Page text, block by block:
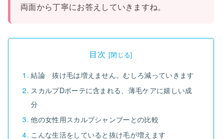
両面から丁寧にお答えしていきますね。
目次
結論 抜け毛は増えません。むしろ減っていきます
スカルプDボーテに含まれる、薄毛ケアに嬉しい成
分
他の女性用スカルプシャンプーとの比較
こんな生活をしていると抜け毛が増えます